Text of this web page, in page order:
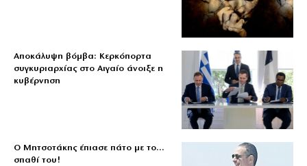
Αποκάλυψη βόμβα: Κερκόπορτα
συγκυριαρχίας στο Αιγαίο άνοιξε η
κυβέρνηση
Ο Μητσοτάκης έπιασε πάτο με το…
σπαθί του!